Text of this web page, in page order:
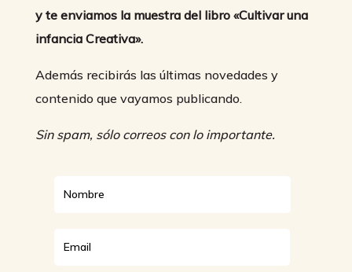
y te enviamos la muestra del libro «Cultivar una
infancia Creativa».
Además recibirás las últimas novedades y
contenido que vayamos publicando.
Sin spam, sólo correos con lo importante.